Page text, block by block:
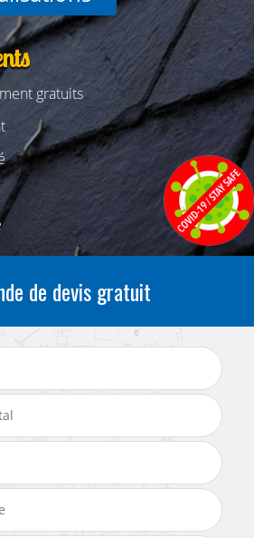
gratuits
de devis gratuit